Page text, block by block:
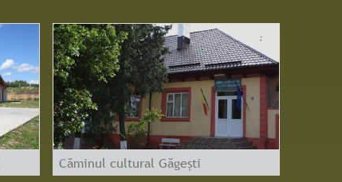
Căminul cultural Găgești